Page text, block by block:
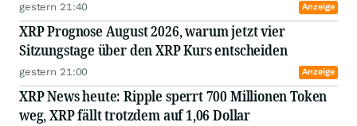
gestern 21:40 Anzeige
XRP Prognose August 2026, warum jetzt vier
Sitzungstage über den XRP Kurs entscheiden
gestern 21:00 Anzeige
XRP News heute: Ripple sperrt 700 Millionen Token
weg, XRP fällt trotzdem auf 1,06 Dollar